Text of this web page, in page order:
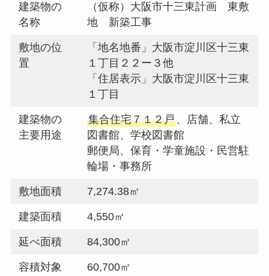
建築物の
名称
（仮称）大阪市十三東計画 東敷
地 新築工事
敷地の位
置
「地名地番」大阪市淀川区十三東
１丁目２２ー３他
「住居表示」大阪市淀川区十三東
１丁目
建築物の
主要用途
集合住宅７１２戸、店舗、私立
図書館、学校図書館
郵便局、保育・学童施設・民営駐
輪場・事務所
敷地面積 7,274.38㎡
建築面積 4,550㎡
延べ面積 84,300㎡
容積対象
60,700㎡